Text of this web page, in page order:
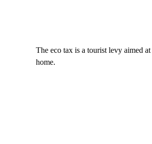
The eco tax is a tourist levy aimed
home.